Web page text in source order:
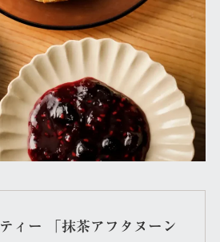
ィー 「抹茶アフタヌーン